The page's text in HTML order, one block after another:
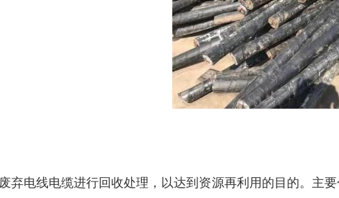
弃电线电缆进行回收处理，以达到资源再利用的目的。主